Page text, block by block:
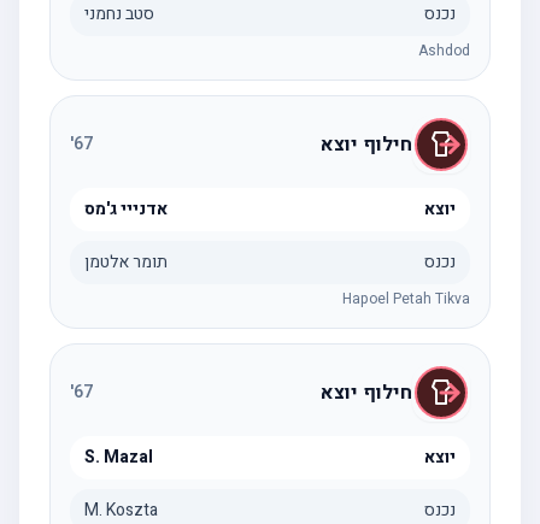
נכנס סטב נחמני
Ashdod
חילוף יוצא 67
'
יוצא אדנייי ג'מס
נכנס תומר אלטמן
Hapoel Petah Tikva
חילוף יוצא 67
'
יוצא S. Mazal
נכנס M. Koszta